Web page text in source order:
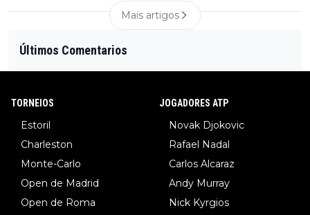
Mais artigos
Últimos Comentarios
TORNEIOS
Estoril
Charleston
Monte-Carlo
Open de Madrid
Open de Roma
JOGADORES ATP
Novak Djokovic
Rafael Nadal
Carlos Alcaraz
Andy Murray
Nick Kyrgios